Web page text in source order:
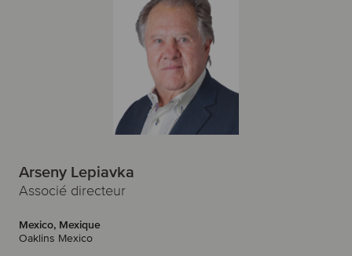
Arseny Lepiavka
Associé directeur
Mexico, Mexique
Oaklins Mexico